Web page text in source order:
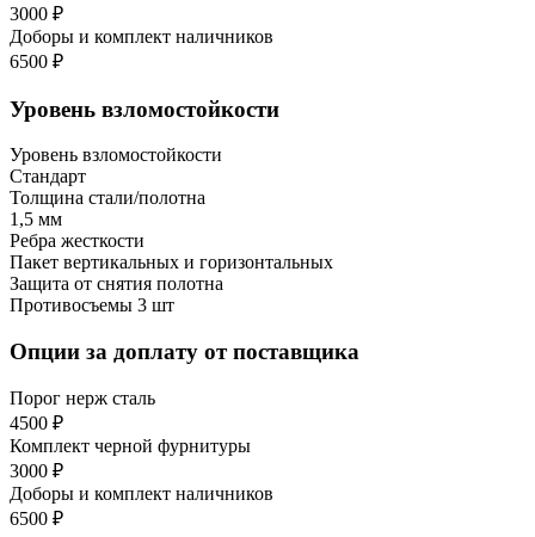
3000 ₽
Доборы и комплект наличников
6500 ₽
Уровень взломостойкости
Уровень взломостойкости
Стандарт
Толщина стали/полотна
1,5 мм
Ребра жесткости
Пакет вертикальных и горизонтальных
Защита от снятия полотна
Противосъемы 3 шт
Опции за доплату от поставщика
Порог нерж сталь
4500 ₽
Комплект черной фурнитуры
3000 ₽
Доборы и комплект наличников
6500 ₽